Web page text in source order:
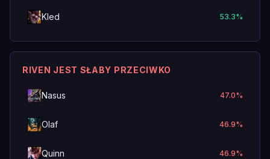
Kled 53.3%
RIVEN JEST SŁABY PRZECIWKO
Nasus 47.0%
Olaf 46.9%
Quinn 46.9%